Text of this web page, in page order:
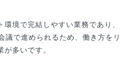
境で完結しやすい業務であり、
議で進められるため、働き方をリ
多いです。